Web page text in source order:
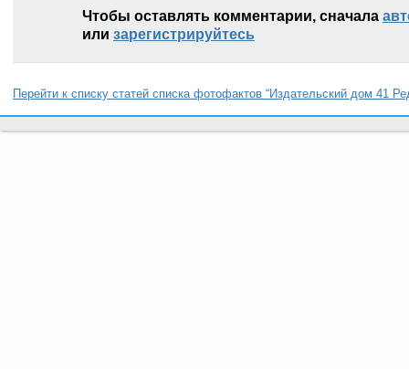
Чтобы оставлять комментарии, сначала
или зарегистрируйтесь
Перейти к списку статей списка фотофактов “Издательский дом 41